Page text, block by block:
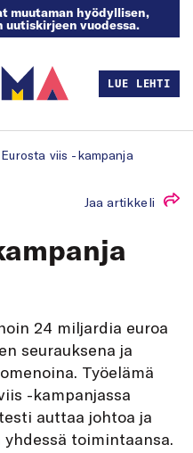
muutaman hyödyllisen,
vuodessa.
LUE LEHTI
Eurosta viis -kampanja
Jaa artikkeli
24 miljardia euroa
seurauksena ja
Työelämä
-kampanjassa
auttaa johtoa ja
toimintaansa.